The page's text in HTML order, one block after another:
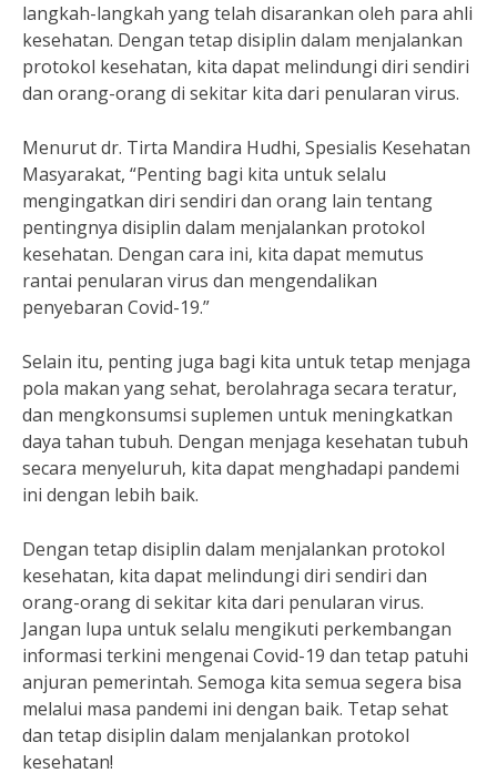
langkah-langkah yang telah disarankan oleh para ahli
kesehatan. Dengan tetap disiplin dalam menjalankan
protokol kesehatan, kita dapat melindungi diri sendiri
dan orang-orang di sekitar kita dari penularan virus.
Menurut dr. Tirta Mandira Hudhi, Spesialis Kesehatan
Masyarakat, “Penting bagi kita untuk selalu
mengingatkan diri sendiri dan orang lain tentang
pentingnya disiplin dalam menjalankan protokol
kesehatan. Dengan cara ini, kita dapat memutus
rantai penularan virus dan mengendalikan
penyebaran Covid-19.”
Selain itu, penting juga bagi kita untuk tetap menjaga
pola makan yang sehat, berolahraga secara teratur,
dan mengkonsumsi suplemen untuk meningkatkan
daya tahan tubuh. Dengan menjaga kesehatan tubuh
secara menyeluruh, kita dapat menghadapi pandemi
ini dengan lebih baik.
Dengan tetap disiplin dalam menjalankan protokol
kesehatan, kita dapat melindungi diri sendiri dan
orang-orang di sekitar kita dari penularan virus.
Jangan lupa untuk selalu mengikuti perkembangan
informasi terkini mengenai Covid-19 dan tetap patuhi
anjuran pemerintah. Semoga kita semua segera bisa
melalui masa pandemi ini dengan baik. Tetap sehat
dan tetap disiplin dalam menjalankan protokol
kesehatan!